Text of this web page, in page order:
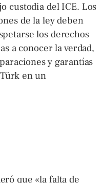
custodia del ICE. Los
de la ley deben
los derechos
a conocer la verdad,
y garantías
en un
que «la falta de